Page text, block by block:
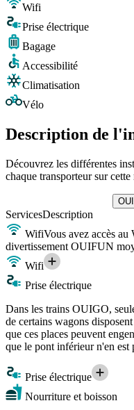
Wifi
Prise électrique
Bagage
Accessibilité
Climatisation
Vélo
Description de
Découvrez les différentes
chaque transporteur sur cette
ServicesDescription
WifiVous avez accès
divertissement OUIFUN
Wifi
Prise électrique
Dans les trains OUIGO,
de certains wagons
que ces places peuvent
que le pont inférieur n'en est
Prise électrique
Nourriture et boisson